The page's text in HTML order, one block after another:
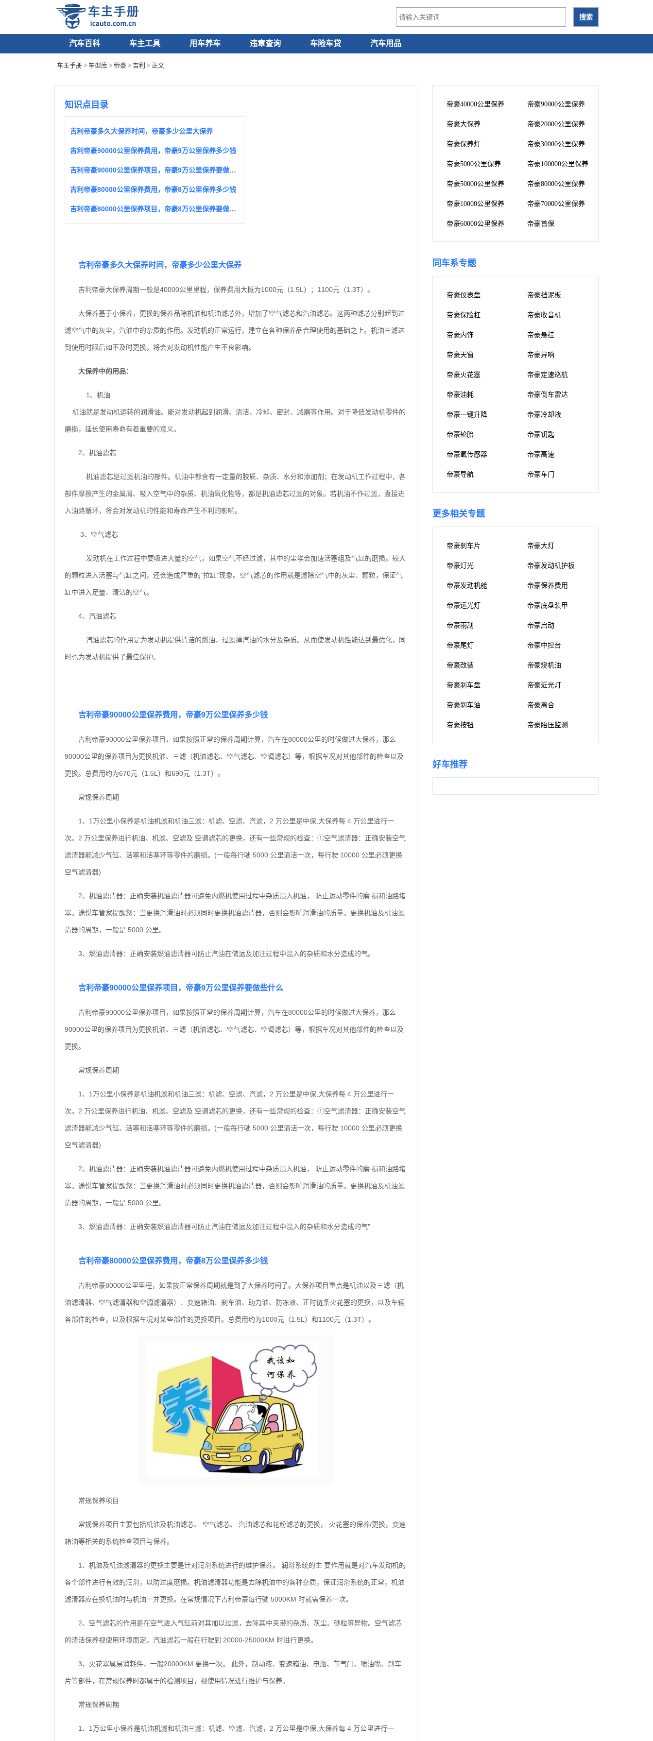
汽车百科 车主工具 用车养车 违章查询 车险车贷 汽车用品
车主手册 > 车型库 > 帝豪 > 吉利 > 正文
知识点目录
吉利帝豪多久大保养时间，帝豪多少公里大保养
吉利帝豪90000公里保养费用，帝豪9万公里保养多少钱
吉利帝豪90000公里保养项目，帝豪9万公里保养要做些什么
吉利帝豪80000公里保养费用，帝豪8万公里保养多少钱
吉利帝豪80000公里保养项目，帝豪8万公里保养要做些什么
吉利帝豪多久大保养时间，帝豪多少公里大保养
吉利帝豪大保养周期一般是40000公里里程，保养费用大概为1000元（1.5L）；1100元（1.3T）。
大保养基于小保养，更换的保养品除机油和机油滤芯外，增加了空气滤芯和汽油滤芯。这两种滤芯分别起到过
滤空气中的灰尘，汽油中的杂质的作用。发动机的正常运行，建立在各种保养品合理使用的基础之上。机油三滤达
到使用时限后如不及时更换，将会对发动机性能产生不良影响。
大保养中的用品：
1、机油
机油就是发动机运转的润滑油。能对发动机起到润滑、清洁、冷却、密封、减磨等作用。对于降低发动机零件的
磨损，延长使用寿命有着重要的意义。
2、机油滤芯
机油滤芯是过滤机油的部件。机油中都含有一定量的胶质、杂质、水分和添加剂；在发动机工作过程中，各
部件摩擦产生的金属屑、吸入空气中的杂质、机油氧化物等，都是机油滤芯过滤的对象。若机油不作过滤，直接进
入油路循环，将会对发动机的性能和寿命产生不利的影响。
3、空气滤芯
发动机在工作过程中要吸进大量的空气，如果空气不经过滤，其中的尘埃会加速活塞组及气缸的磨损。较大
的颗粒进入活塞与气缸之间，还会造成严重的“拉缸”现象。空气滤芯的作用就是滤除空气中的灰尘、颗粒，保证气
缸中进入足量、清洁的空气。
4、汽油滤芯
汽油滤芯的作用是为发动机提供清洁的燃油，过滤掉汽油的水分及杂质。从而使发动机性能达到最优化，同
时也为发动机提供了最佳保护。
吉利帝豪90000公里保养费用，帝豪9万公里保养多少钱
吉利帝豪90000公里保养项目，如果按照正常的保养周期计算，汽车在80000公里的时候做过大保养，那么
90000公里的保养项目为更换机油、三滤（机油滤芯、空气滤芯、空调滤芯）等，根据车况对其他部件的检查以及
更换。总费用约为670元（1.5L）和690元（1.3T）。
常规保养周期
1、1万公里小保养是机油机滤和机油三滤：机滤、空滤、汽滤，2 万公里是中保,大保养每 4 万公里进行一
次。2 万公里保养进行机油、机滤、空滤及 空调滤芯的更换，还有一些常规的检查：①空气滤清器：正确安装空气
滤清器能减少气缸、活塞和活塞环等零件的磨损。(一般每行驶 5000 公里清洁一次，每行驶 10000 公里必须更换
空气滤清器)
2、机油滤清器：正确安装机油滤清器可避免内燃机使用过程中杂质混入机油， 防止运动零件的磨 损和油路堵
塞。途悦车管家提醒您：当更换润滑油时必须同时更换机油滤清器，否则会影响润滑油的质量。更换机油及机油滤
清器的周期，一般是 5000 公里。
3、燃油滤清器：正确安装燃油滤清器可防止汽油在储运及加注过程中混入的杂质和水分造成的气。
吉利帝豪90000公里保养项目，帝豪9万公里保养要做些什么
吉利帝豪90000公里保养项目，如果按照正常的保养周期计算，汽车在80000公里的时候做过大保养，那么
90000公里的保养项目为更换机油、三滤（机油滤芯、空气滤芯、空调滤芯）等，根据车况对其他部件的检查以及
更换。
常规保养周期
1、1万公里小保养是机油机滤和机油三滤：机滤、空滤、汽滤，2 万公里是中保,大保养每 4 万公里进行一
次。2 万公里保养进行机油、机滤、空滤及 空调滤芯的更换，还有一些常规的检查：①空气滤清器：正确安装空气
滤清器能减少气缸、活塞和活塞环等零件的磨损。(一般每行驶 5000 公里清洁一次，每行驶 10000 公里必须更换
空气滤清器)
2、机油滤清器：正确安装机油滤清器可避免内燃机使用过程中杂质混入机油， 防止运动零件的磨 损和油路堵
塞。途悦车管家提醒您：当更换润滑油时必须同时更换机油滤清器，否则会影响润滑油的质量。更换机油及机油滤
清器的周期，一般是 5000 公里。
3、燃油滤清器：正确安装燃油滤清器可防止汽油在储运及加注过程中混入的杂质和水分造成的气"
吉利帝豪80000公里保养费用，帝豪8万公里保养多少钱
吉利帝豪80000公里里程，如果按正常保养周期就是到了大保养时间了。大保养项目重点是机油以及三滤（机
油滤清器、空气滤清器和空调滤清器）、变速箱油、刹车油、助力油、防冻液、正时链条火花塞的更换，以及车辆
各部件的检查，以及根据车况对某些部件的更换项目。总费用约为1000元（1.5L）和1100元（1.3T）。
常规保养项目
常规保养项目主要包括机油及机油滤芯、 空气滤芯、 汽油滤芯和花粉滤芯的更换， 火花塞的保养/更换，变速
箱油等相关的系统检查项目与保养。
1、机油及机油滤清器的更换主要是针对润滑系统进行的维护保养。 润滑系统的主 要作用就是对汽车发动机的
各个部件进行有效的润滑，以防过度磨损。机油滤清器功能是去除机油中的各种杂质，保证润滑系统的正常，机油
滤清器应在换机油时与机油一并更换。在常规情况下吉利帝豪每行驶 5000KM 时就需保养一次。
2、空气滤芯的作用是在空气进入气缸前对其加以过滤，去除其中夹带的杂质、灰尘、砂粒等异物。空气滤芯
的清洁保养视使用环境而定。汽油滤芯一般在行驶到 20000-25000KM 时进行更换。
3、火花塞属易消耗件，一般20000KM 更换一次。 此外，制动液、变速箱油、电瓶、节气门、喷油嘴、刹车
片等部件，在常规保养时都属于的检测项目，视使用情况进行维护与保养。
常规保养周期
1、1万公里小保养是机油机滤和机油三滤：机滤、空滤、汽滤，2 万公里是中保,大保养每 4 万公里进行一
帝豪40000公里保养 帝豪90000公里保养
帝豪大保养 帝豪20000公里保养
帝豪保养灯 帝豪30000公里保养
帝豪5000公里保养 帝豪100000公里保养
帝豪50000公里保养 帝豪80000公里保养
帝豪10000公里保养 帝豪70000公里保养
帝豪60000公里保养 帝豪首保
同车系专题
帝豪仪表盘 帝豪挡泥板
帝豪保险杠 帝豪收音机
帝豪内饰 帝豪悬挂
帝豪天窗 帝豪异响
帝豪火花塞 帝豪定速巡航
帝豪油耗 帝豪倒车雷达
帝豪一键升降 帝豪冷却液
帝豪轮胎 帝豪钥匙
帝豪氧传感器 帝豪高速
帝豪导航 帝豪车门
更多相关专题
帝豪刹车片 帝豪大灯
帝豪灯光 帝豪发动机护板
帝豪发动机舱 帝豪保养费用
帝豪远光灯 帝豪底盘装甲
帝豪雨刮 帝豪启动
帝豪尾灯 帝豪中控台
帝豪改装 帝豪烧机油
帝豪刹车盘 帝豪近光灯
帝豪刹车油 帝豪离合
帝豪按钮 帝豪胎压监测
好车推荐